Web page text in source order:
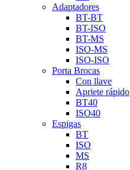
Adaptadores
BT-BT
BT-ISO
BT-MS
ISO-MS
ISO-ISO
Porta Brocas
Con llave
Apriete rápido
BT40
ISO40
Espigas
BT
ISO
MS
R8